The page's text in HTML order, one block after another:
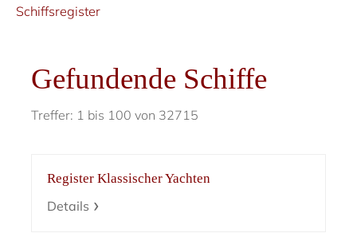
Schiffsregister
Gefundende Schiffe
Treffer: 1 bis 100 von 32715
Register Klassischer Yachten
Details